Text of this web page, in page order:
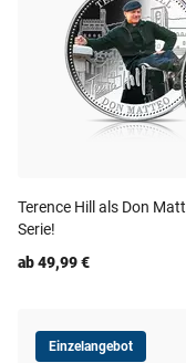
Terence Hill als Don
Serie!
ab 49,99 €
Einzelangebot